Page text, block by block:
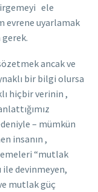
ele
evrene uyarlamak
gerek.
ancak ve
bir bilgi olursa
hiçbir verinin ,
– mümkün
insanın ,
“mutlak
ile devinmeyen,
mutlak güç